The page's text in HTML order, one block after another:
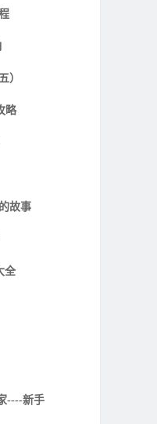
）
略
故事
全
----新手